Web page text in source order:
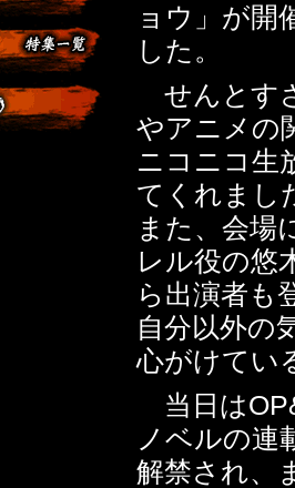
ョウ」が開
した。
せんとす
やアニメの
ニコニコ生
てくれまし
また、会場
レル役の悠
ら出演者も
自分以外の
心がけてい
当日は
ノベルの連
解禁され、